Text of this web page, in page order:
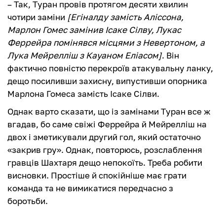
– Так, Туран провів протягом десяти хвилин
чотири заміни [Егіналду замість Аліссона,
Марлон Гомес замінив Ісаке Сілву, Лукас
Феррейра помінявся місцями з Невертоном, а
Лука Мейрелліш з Кауаном Еліасом]. Він
фактично повністю перекроїв атакувальну ланку,
дещо посиливши захисну, випустивши опорника
Марлона Гомеса замість Ісаке Сілви.
Однак варто сказати, що із замінами Туран все ж
вгадав, бо саме свіжі Феррейра й Мейрелліш на
двох і зметикували другий гол, який остаточно
«закрив гру». Однак, повторюсь, розслаблення
гравців Шахтаря дещо непокоїть. Треба робити
висновки. Простіше й спокійніше має грати
команда та не вимикатися передчасно з
боротьби.